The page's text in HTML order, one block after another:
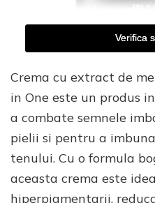
Verifica
Crema cu extract de
in One este un produs
a combate semnele
pielii si pentru a
tenului. Cu o formula
aceasta crema este
hiperpigmentarii,